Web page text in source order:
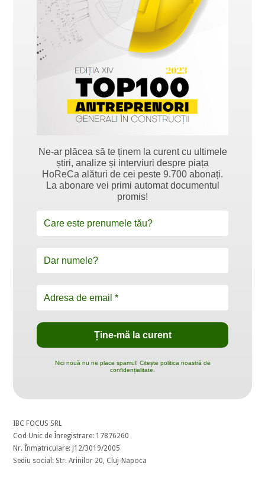
Ne-ar plăcea să te ținem la curent cu ultimele
știri, analize și interviuri despre piața
HoReCa alături de cei peste 9.700 abonați.
La abonare vei primi automat documentul
promis!
Nici nouă nu ne place spamul! Citește politica noastră de
confidențialitate.
IBC FOCUS SRL
Cod Unic de Înregistrare: 17876260
Nr. Înmatriculare: J12/3019/2005
Sediu social: Str. Arinilor 20, Cluj-Napoca